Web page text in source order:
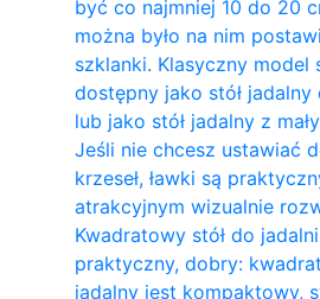
być co najmniej 10 do 20
można było na nim
szklanki. Klasyczny model
dostępny jako stół jadalny
lub jako stół jadalny z
Jeśli nie chcesz ustawiać
krzeseł, ławki są
atrakcyjnym wizualnie
Kwadratowy stół do
praktyczny, dobry:
jadalny jest kompaktowy,